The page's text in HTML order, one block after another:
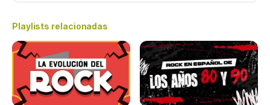
Playlists relacionadas